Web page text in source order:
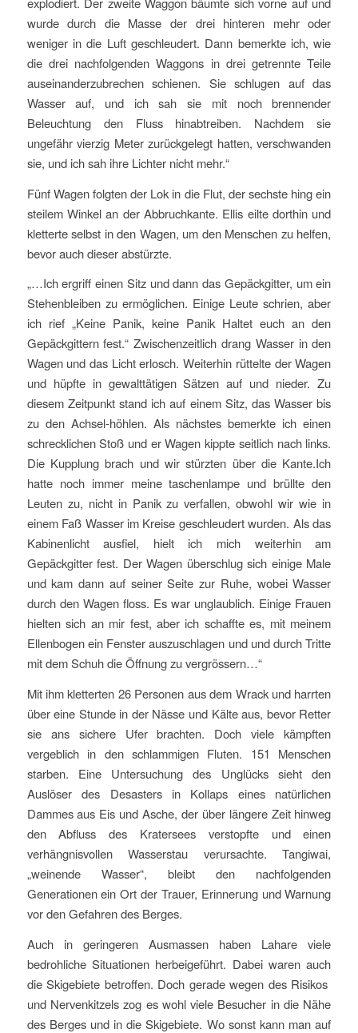
wurde durch die Masse der drei hinteren mehr oder
weniger in die Luft geschleudert. Dann bemerkte ich, wie
die drei nachfolgenden Waggons in drei getrennte Teile
auseinanderzubrechen schienen. Sie schlugen auf das
Wasser auf, und ich sah sie mit noch brennender
Beleuchtung den Fluss hinabtreiben. Nachdem sie
ungefähr vierzig Meter zurückgelegt hatten, verschwanden
sie, und ich sah ihre Lichter nicht mehr.“
Fünf Wagen folgten der Lok in die Flut, der sechste hing ein
steilem Winkel an der Abbruchkante. Ellis eilte dorthin und
kletterte selbst in den Wagen, um den Menschen zu helfen,
bevor auch dieser abstürzte.
„…Ich ergriff einen Sitz und dann das Gepäckgitter, um ein
Stehenbleiben zu ermöglichen. Einige Leute schrien, aber
ich rief „Keine Panik, keine Panik Haltet euch an den
Gepäckgittern fest.“ Zwischenzeitlich drang Wasser in den
Wagen und das Licht erlosch. Weiterhin rüttelte der Wagen
und hüpfte in gewalttätigen Sätzen auf und nieder. Zu
diesem Zeitpunkt stand ich auf einem Sitz, das Wasser bis
zu den Achsel-höhlen. Als nächstes bemerkte ich einen
schrecklichen Stoß und er Wagen kippte seitlich nach links.
Die Kupplung brach und wir stürzten über die Kante.Ich
hatte noch immer meine taschenlampe und brüllte den
Leuten zu, nicht in Panik zu verfallen, obwohl wir wie in
einem Faß Wasser im Kreise geschleudert wurden. Als das
Kabinenlicht ausfiel, hielt ich mich weiterhin am
Gepäckgitter fest. Der Wagen überschlug sich einige Male
und kam dann auf seiner Seite zur Ruhe, wobei Wasser
durch den Wagen floss. Es war unglaublich. Einige Frauen
hielten sich an mir fest, aber ich schaffte es, mit meinem
Ellenbogen ein Fenster auszuschlagen und und durch Tritte
mit dem Schuh die Öffnung zu vergrössern…“
Mit ihm kletterten 26 Personen aus dem Wrack und harrten
über eine Stunde in der Nässe und Kälte aus, bevor Retter
sie ans sichere Ufer brachten. Doch viele kämpften
vergeblich in den schlammigen Fluten. 151 Menschen
starben. Eine Untersuchung des Unglücks sieht den
Auslöser des Desasters in Kollaps eines natürlichen
Dammes aus Eis und Asche, der über längere Zeit hinweg
den Abfluss des Kratersees verstopfte und einen
verhängnisvollen Wasserstau verursachte. Tangiwai,
„weinende Wasser“, bleibt den nachfolgenden
Generationen ein Ort der Trauer, Erinnerung und Warnung
vor den Gefahren des Berges.
Auch in geringeren Ausmassen haben Lahare viele
bedrohliche Situationen herbeigeführt. Dabei waren auch
die Skigebiete betroffen. Doch gerade wegen des Risikos
und Nervenkitzels zog es wohl viele Besucher in die Nähe
des Berges und in die Skigebiete. Wo sonst kann man auf